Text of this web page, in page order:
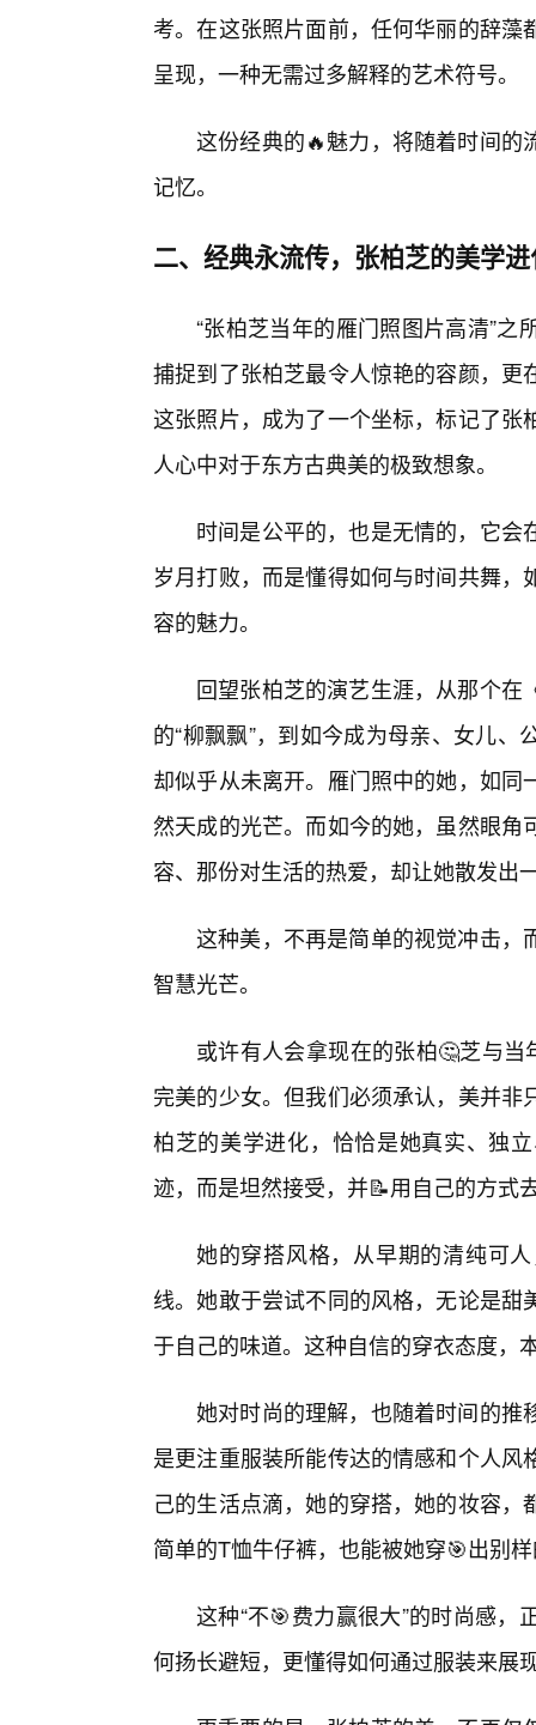
考。在这张照片面前，任何华丽的辞
呈现，一种无需过多解释的艺术符号。
这份经典的🔥魅力，将随着时间的
记忆。
二、经典永流传，张柏芝的美学
“张柏芝当年的雁门照图片高清”
捕捉到了张柏芝最令人惊艳的容颜，
这张照片，成为了一个坐标，标记了
人心中对于东方古典美的极致想象。
时间是公平的，也是无情的，它
岁月打败，而是懂得如何与时间共舞
容的魅力。
回望张柏芝的演艺生涯，从那个
的“柳飘飘”，到如今成为母亲、女儿
却似乎从未离开。雁门照中的她，如
然天成的光芒。而如今的她，虽然眼
容、那份对生活的热爱，却让她散发出
这种美，不再是简单的视觉冲击，
智慧光芒。
或许有人会拿现在的张柏🤔芝与当
完美的少女。但我们必须承认，美并
柏芝的美学进化，恰恰是她真实、独
迹，而是坦然接受，并📝用自己的方式
她的穿搭风格，从早期的清纯可
线。她敢于尝试不同的风格，无论是
于自己的味道。这种自信的穿衣态度，
她对时尚的理解，也随着时间的推
是更注重服装所能传达的情感和个人
己的生活点滴，她的穿搭，她的妆容
简单的T恤牛仔裤，也能被她穿🎯出别
这种“不🎯费力赢很大”的时尚感
何扬长避短，更懂得如何通过服装来展